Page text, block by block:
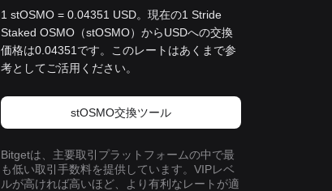
1 stOSMO = 0.04351 USD。現在の1 Stride
Staked OSMO（stOSMO）からUSDへの交換
価格は0.04351です。このレートはあくまで参
考としてご活用ください。
stOSMO交換ツール
Bitgetは、主要取引プラットフォームの中で最
も低い取引手数料を提供しています。VIPレベ
ルが高ければ高いほど、より有利なレートが適